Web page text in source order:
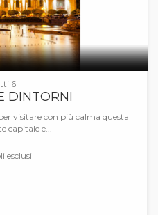
6
DINTORNI
visitare con più calma questa
capitale e...
esclusi